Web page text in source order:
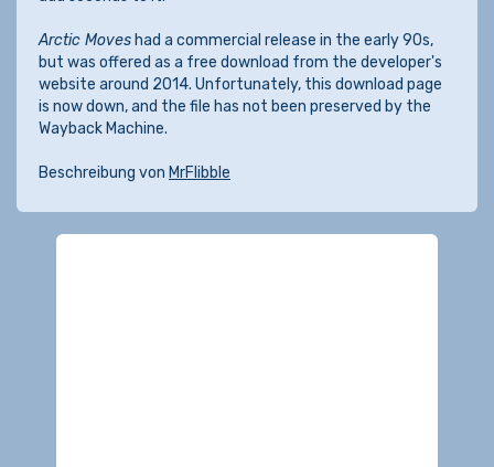
Arctic Moves had a commercial release in the early 90s,
but was offered as a free download from the developer's
website around 2014. Unfortunately, this download page
is now down, and the file has not been preserved by the
Wayback Machine.
Beschreibung von MrFlibble